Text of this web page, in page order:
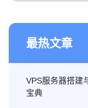
最热文章
VPS服务器搭建
宝典